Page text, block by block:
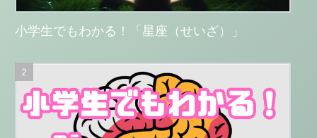
小学生でもわかる！「星座（せいざ）」